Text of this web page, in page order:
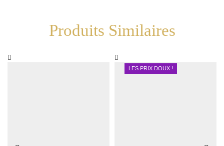
Produits Similaires
LES PRIX DOUX !